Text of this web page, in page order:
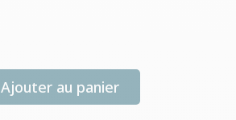
Ajouter au panier